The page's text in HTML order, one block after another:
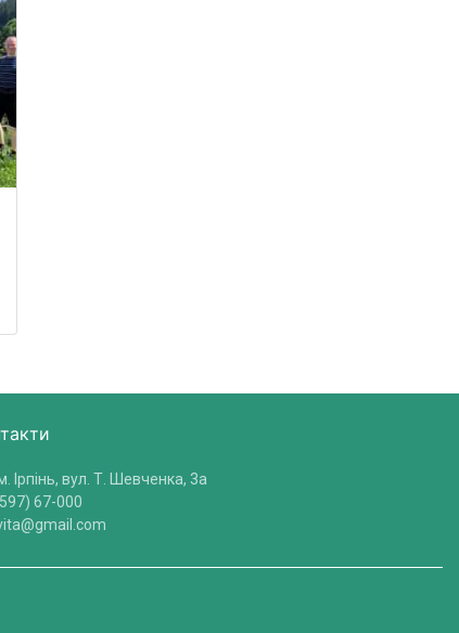
Ірпінь, вул. Т. Шевченка, 3a
67-000